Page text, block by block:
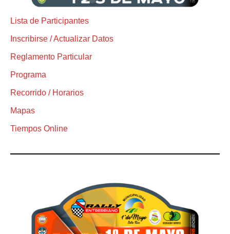
Lista de Participantes
Inscribirse / Actualizar Datos
Reglamento Particular
Programa
Recorrido / Horarios
Mapas
Tiempos Online